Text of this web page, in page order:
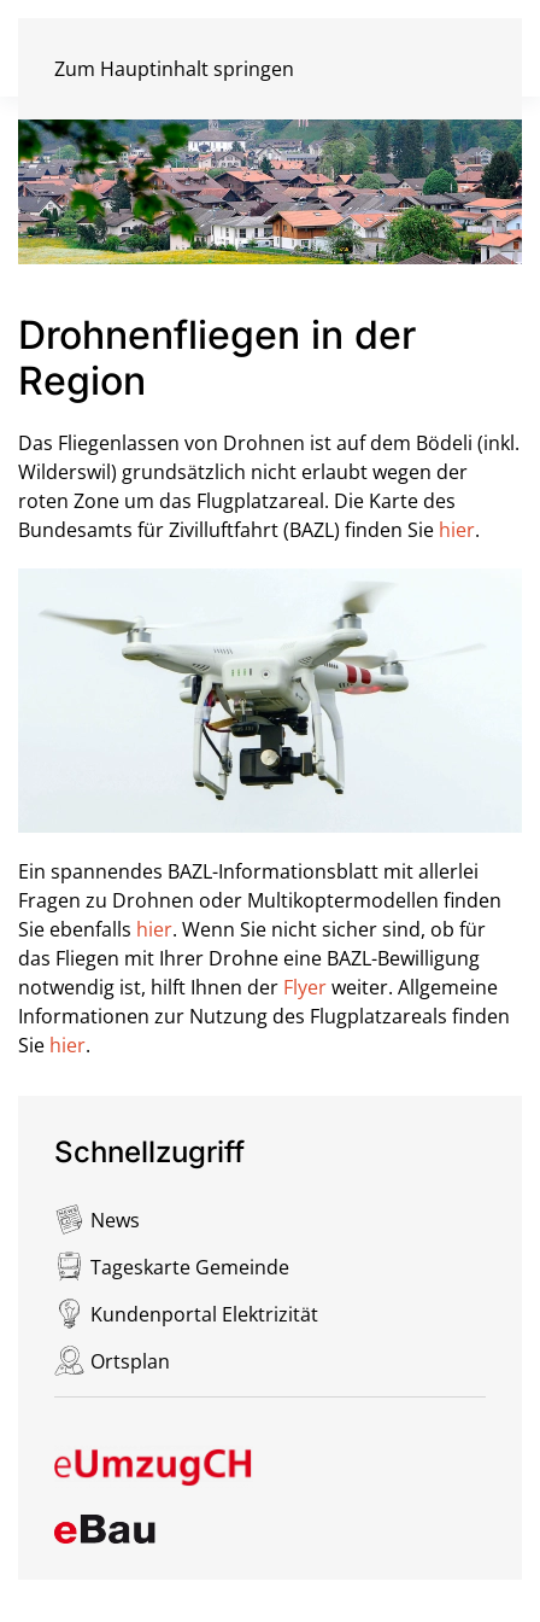
Zum Hauptinhalt springen
Drohnenfliegen in der
Region
Das Fliegenlassen von Drohnen ist auf dem Bödeli (inkl.
Wilderswil) grundsätzlich nicht erlaubt wegen der
roten Zone um das Flugplatzareal. Die Karte des
Bundesamts für Zivilluftfahrt (BAZL) finden Sie hier.
Ein spannendes BAZL-Informationsblatt mit allerlei
Fragen zu Drohnen oder Multikoptermodellen finden
Sie ebenfalls hier. Wenn Sie nicht sicher sind, ob für
das Fliegen mit Ihrer Drohne eine BAZL-Bewilligung
notwendig ist, hilft Ihnen der Flyerweiter. Allgemeine
Informationen zur Nutzung des Flugplatzareals finden
Sie hier.
Schnellzugriff
News
Tageskarte Gemeinde
Kundenportal Elektrizität
Ortsplan